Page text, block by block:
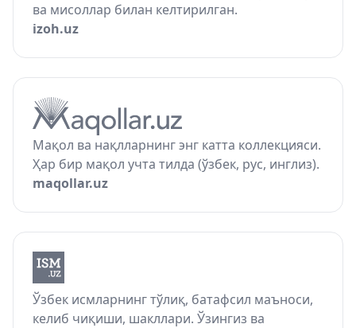
ва мисоллар билан келтирилган.
izoh.uz
Мақол ва нақлларнинг энг катта коллекцияси.
Ҳар бир мақол учта тилда (ўзбек, рус, инглиз).
maqollar.uz
Ўзбек исмларнинг тўлиқ, батафсил маъноси,
келиб чиқиши, шакллари. Ўзингиз ва